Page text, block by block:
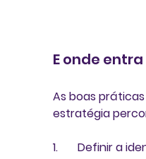
E onde
As boas
estratégia
1.       Definir a